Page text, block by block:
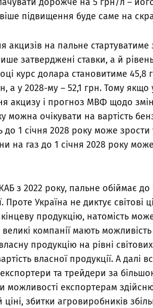
дорожче на 5 грн/л –
підвищення буде саме на
на пальне стартуватиме
затверджені ставки, а й
курс долара становитиме 45,8
а у 2028-му – 52,1 грн. Тому якщо
акцизу і прогноз МВФ щодо
можна очікувати на вартість
1 січня 2028 року може зрости
на газ до 1 січня 2028 року
з 2022 року, пальне обіймає до
Проте Україна не диктує
продукцію, натомість
компанії мають
продукцію на рівні
власної продукції. А далі
та трейдери за
можливості експортерам
збитки агровиробників